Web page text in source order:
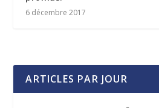
6 décembre 2017
ARTICLES PAR JOUR